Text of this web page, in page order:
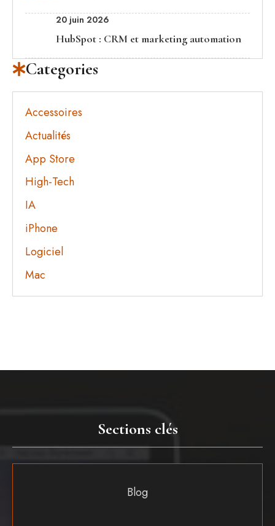
20 juin 2026
HubSpot : CRM et marketing automation
Categories
Accessoires
Actualités
App Store
High-Tech
IA
iPhone
Logiciel
Mac
Sections clés
Blog